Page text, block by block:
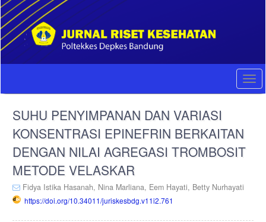
Quick
jump
to
page
content
Main
Sidebar
SUHU PENYIMPANAN DAN VARIASI
KONSENTRASI EPINEFRIN BERKAITAN
DENGAN NILAI AGREGASI TROMBOSIT
METODE VELASKAR
Fidya Istika Hasanah, Nina Marliana, Eem Hayati, Betty Nurhayati
https://doi.org/10.34011/juriskesbdg.v11i2.761